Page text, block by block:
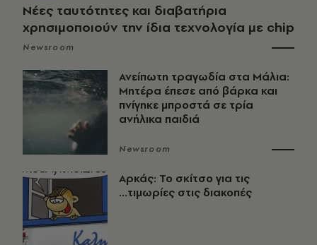
Νέες ταυτότητες και διαβατήρια
χρησιμοποιούν την ίδια τεχνολογία με chip
Newsroom
Ανείπωτη τραγωδία στα Μάλια:
Μητέρα έπεσε από βάρκα και
πνίγηκε μπροστά σε τρία
ανήλικα παιδιά
Newsroom
Αρκάς: Το σκίτσο για τις
...τιμωρίες στις διακοπές